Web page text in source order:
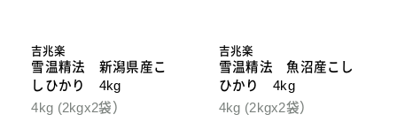
吉兆楽
雪温精法 新潟県産こ
しひかり 4kg
4kg (2kgx2袋）
吉兆楽
雪温精法 魚沼産こし
ひかり 4kg
4kg (2kgx2袋）